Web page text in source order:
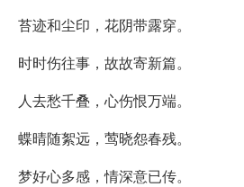
苔迹和尘印，花阴带露穿。
时时伤往事，故故寄新篇。
人去愁千叠，心伤恨万端。
蝶晴随絮远，莺晓怨春残。
梦好心多感，情深意已传。